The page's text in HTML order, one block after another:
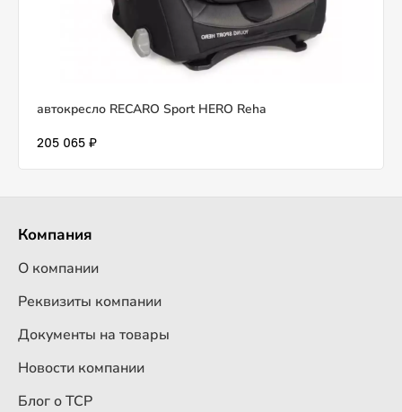
автокресло RECARO Sport HERO Reha
205 065 ₽
Компания
О компании
Реквизиты компании
Документы на товары
Новости компании
Блог о ТСР